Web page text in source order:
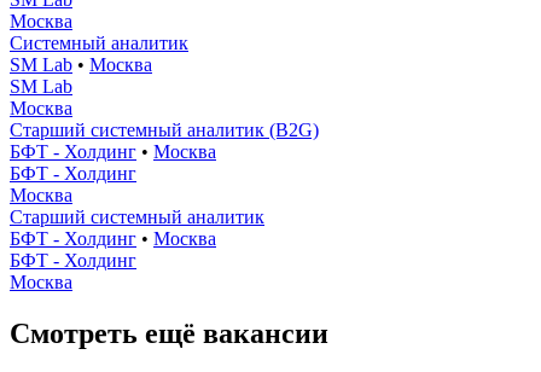
Москва
Системный аналитик
SM Lab • Москва
SM Lab
Москва
Старший системный аналитик (B2G)
БФТ - Холдинг • Москва
БФТ - Холдинг
Москва
Старший системный аналитик
БФТ - Холдинг • Москва
БФТ - Холдинг
Москва
Смотреть ещё вакансии